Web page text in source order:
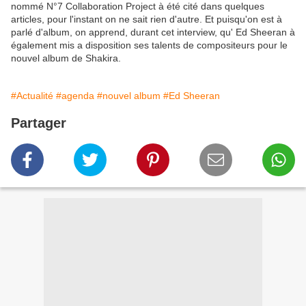
nommé N°7 Collaboration Project à été cité dans quelques
articles, pour l'instant on ne sait rien d'autre. Et puisqu'on est à
parlé d'album, on apprend, durant cet interview, qu' Ed Sheeran à
également mis a disposition ses talents de compositeurs pour le
nouvel album de Shakira.
#Actualité #agenda #nouvel album #Ed Sheeran
Partager